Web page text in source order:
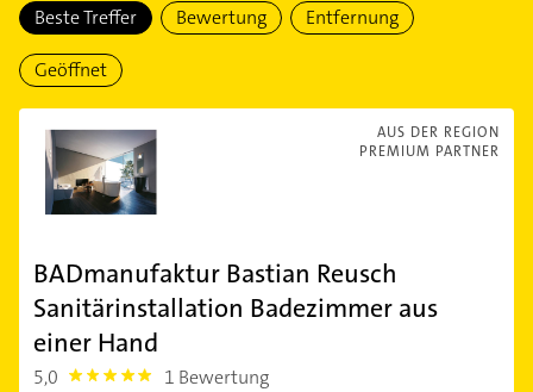
Beste Treffer Bewertung Entfernung
Geöffnet
AUS DER REGION
PREMIUM PARTNER
BADmanufaktur Bastian Reusch
Sanitärinstallation Badezimmer aus
einer Hand
5,0 5.0 1 Bewertung